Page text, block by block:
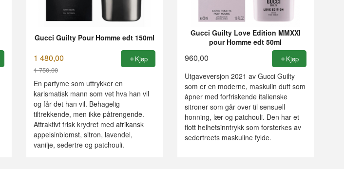
Gucci Guilty Pour Homme edt 150ml
1 480,00
1 750,00
Rabatt
Kjøp
En parfyme som uttrykker en
karismatisk mann som vet hva han vil
og får det han vil. Behagelig
tiltrekkende, men ikke påtrengende.
Attraktivt frisk krydret med afrikansk
appelsinblomst, sitron, lavendel,
vanilje, sedertre og patchouli.
Gucci Guilty Love Edition MMXXI
pour Homme edt 50ml
960,00 Kjøp
Utgaveversjon 2021 av Gucci Guilty
som er en moderne, maskulin duft som
åpner med forfriskende italienske
sitroner som går over til sensuell
honning, lær og patchouli. Den har et
flott helhetsinntrykk som forsterkes av
sedertreets maskuline fylde.